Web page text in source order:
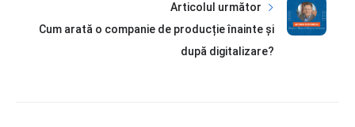
Articolul următor
Cum arată o companie de producție înainte și
după digitalizare?